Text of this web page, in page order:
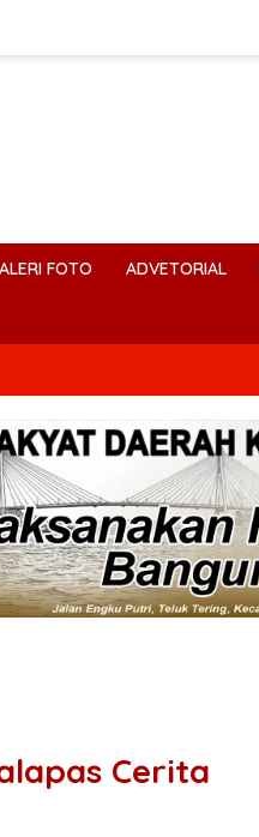
FOTO ADVETORIAL
Cerita